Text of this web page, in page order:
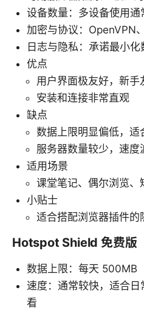
设备数量：多设备使用通
加密与协议：OpenVPN
日志与隐私：承诺最小化
优点
用户界面极友好，新手
安装和连接非常直观
缺点
数据上限明显偏低，适
服务器数量较少，速度
适用场景
课堂笔记、偶尔浏览、
小贴士
适合搭配浏览器插件的
Hotspot Shield 免费版
数据上限：每天 500MB
速度：通常较快，适合
看